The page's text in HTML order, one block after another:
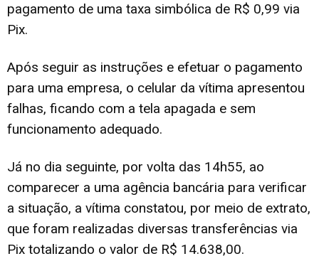
pagamento de uma taxa simbólica de R$ 0,99 via
Pix.
Após seguir as instruções e efetuar o pagamento
para uma empresa, o celular da vítima apresentou
falhas, ficando com a tela apagada e sem
funcionamento adequado.
Já no dia seguinte, por volta das 14h55, ao
comparecer a uma agência bancária para verificar
a situação, a vítima constatou, por meio de extrato,
que foram realizadas diversas transferências via
Pix totalizando o valor de R$ 14.638,00.